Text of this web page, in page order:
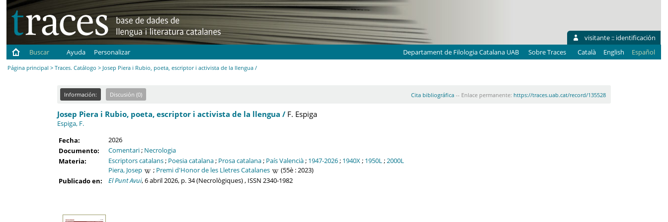
visitante :: identificación
Buscar
Ayuda Personalizar Departament de Filologia Catalana UAB Sobre Traces Català English Español
Página principal >Traces. Catálogo > Josep Piera i Rubio, poeta, escriptor i activista de la llengua /
Información: Discusión (0) Cita bibliográfica-- Enlace permanente: https://traces.uab.cat/record/135528
Josep Piera i Rubio, poeta, escriptor i activista de la llengua /F. Espiga
Espiga, F.
Fecha:
2026
Documento:
Comentari; Necrologia
Materia:
Escriptors catalans; Poesia catalana; Prosa catalana; País Valencià; 1947-2026; 1940X; 1950L;2000L
Piera, Josep
; Premi d'Honor de les Lletres Catalanes
(55è : 2023)
Publicado en:
El Punt Avui, 6 abril 2026, p. 34 (Necrològiques) , ISSN 2340-1982